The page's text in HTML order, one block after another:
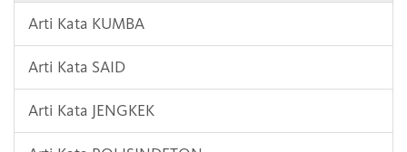
Arti Kata KUMBA
Arti Kata SAID
Arti Kata JENGKEK